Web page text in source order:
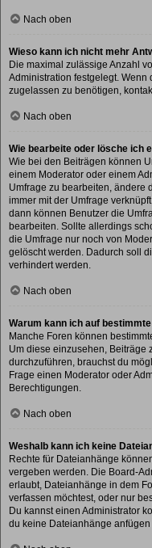
Nach oben
Wieso kann ich nicht mehr
Die maximal zulässige Anzahl
Administration festgelegt. Wenn
zugelassen zu benötigen,
Nach oben
Wie bearbeite oder lösche ich
Wie bei den Beiträgen können
einem Moderator oder einem
Umfrage zu bearbeiten, ändere
immer mit der Umfrage
dann können Benutzer die
bearbeiten. Sollte allerdings
die Umfrage nur noch von
gelöscht werden. Dadurch soll
verhindert werden.
Nach oben
Warum kann ich auf
Manche Foren können
Um diese einzusehen, Beiträge
durchzuführen, brauchst du
Frage einen Moderator oder
Berechtigungen.
Nach oben
Weshalb kann ich keine
Rechte für Dateianhänge
vergeben werden. Die Board-
erlaubt, Dateianhänge in dem
verfassen möchtest, oder nur
Du kannst einen Administrator
du keine Dateianhänge anfügen